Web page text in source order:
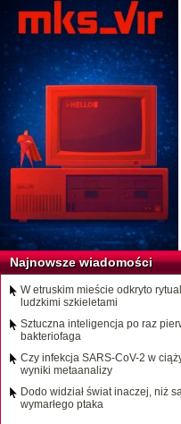
Najnowsze wiadomości
W etruskim mieście odkryto
ludzkimi szkieletami
Sztuczna inteligencja po raz
bakteriofaga
Czy infekcja SARS-CoV-2 w
wyniki metaanalizy
Dodo widział świat inaczej, niż
wymarłego ptaka